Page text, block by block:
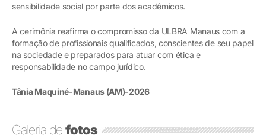
sensibilidade social por parte dos acadêmicos.
A cerimônia reafirma o compromisso da ULBRA Manaus com a
formação de profissionais qualificados, conscientes de seu papel
na sociedade e preparados para atuar com ética e
responsabilidade no campo jurídico.
Tânia Maquiné-Manaus (AM)-2026
Galeria defotos